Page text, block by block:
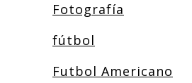
Fotografía
fútbol
Futbol Americano